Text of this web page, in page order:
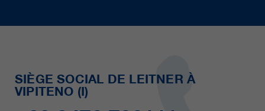
SIÈGE SOCIAL DE LEITNER À
VIPITENO (I)